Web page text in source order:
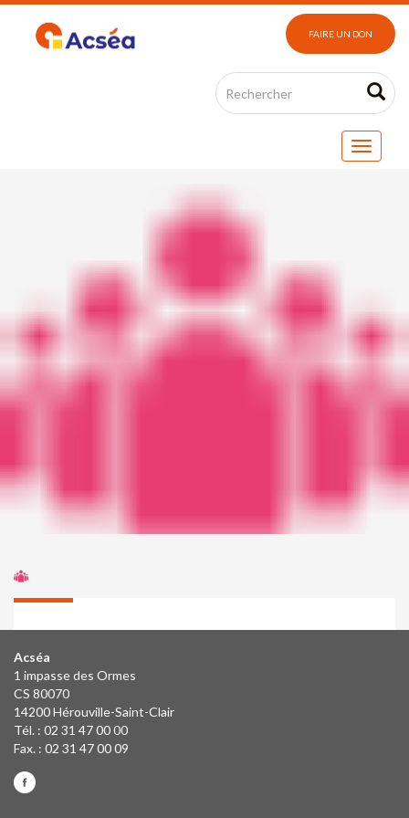
FAIRE UN DON
Acséa
1 impasse des Ormes
CS 80070
14200 Hérouville-Saint-Clair
Tél. : 02 31 47 00 00
Fax. : 02 31 47 00 09